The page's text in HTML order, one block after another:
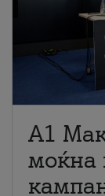
A1
моќна